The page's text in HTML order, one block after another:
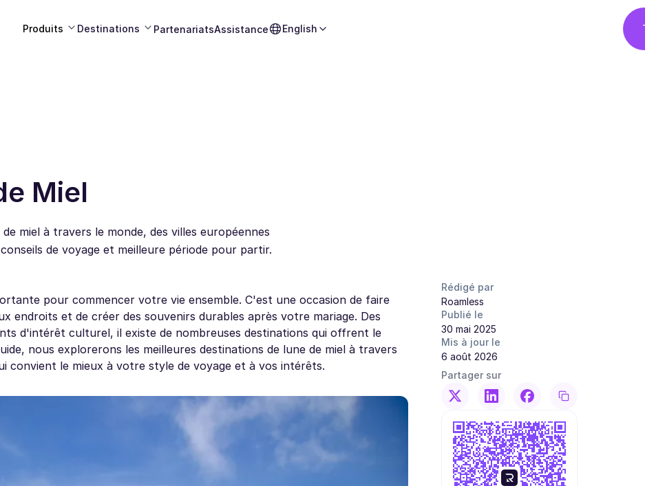
Produits Destinations PartenariatsAssistance English
Miel
miel à travers le monde, des villes européennes
de voyage et meilleure période pour partir.
pour commencer votre vie ensemble. C'est une occasion de faire
endroits et de créer des souvenirs durables après votre mariage. Des
d'intérêt culturel, il existe de nombreuses destinations qui offrent le
nous explorerons les meilleures destinations de lune de miel à travers
convient le mieux à votre style de voyage et à vos intérêts.
Rédigé par
Roamless
Publié le
30 mai 2025
Mis à jour le
6 août 2026
Partager sur